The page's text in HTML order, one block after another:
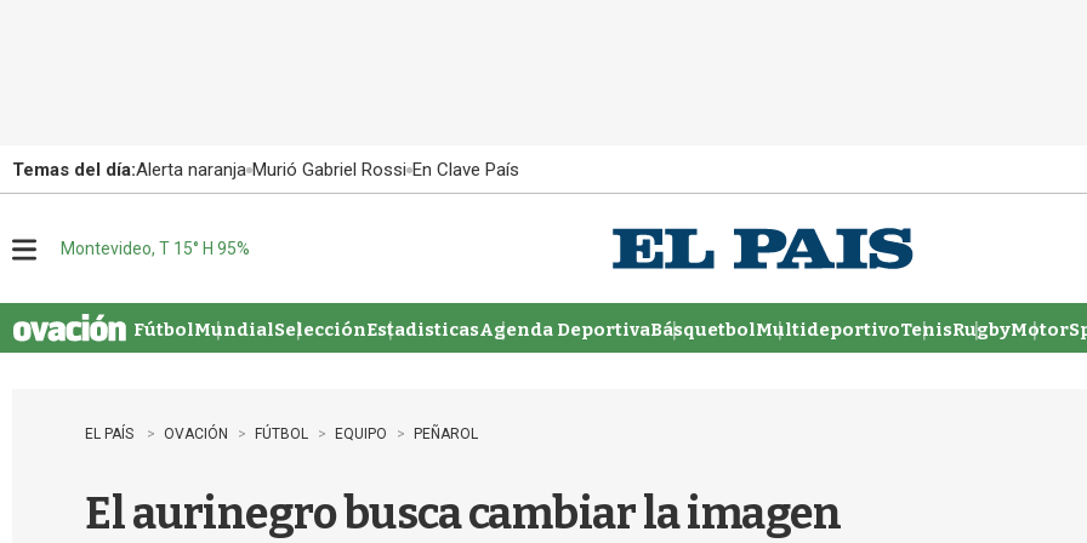
Temas del día:Alerta naranja Murió Gabriel Rossi En Clave País
u
Montevideo, T 15° H 95%
FútbolMundialSelecciónEstadisticasAgenda DeportivaBásquetbolMultideportivoTenisRugby
EL PAÍS OVACIÓN FÚTBOL EQUIPO PEÑAROL
El aurinegro busca cambiar la imagen